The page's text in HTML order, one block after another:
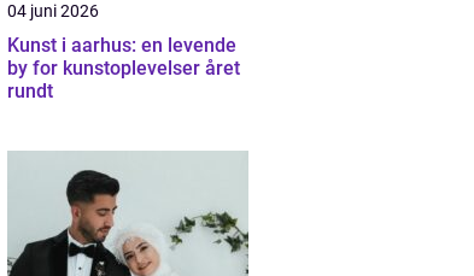
04 juni 2026
Kunst i aarhus: en levende
by for kunstoplevelser året
rundt